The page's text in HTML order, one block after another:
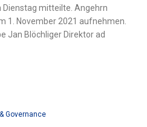
Dienstag mitteilte. Angehrn
1. November 2021 aufnehmen.
Jan Blöchliger Direktor ad
Governance